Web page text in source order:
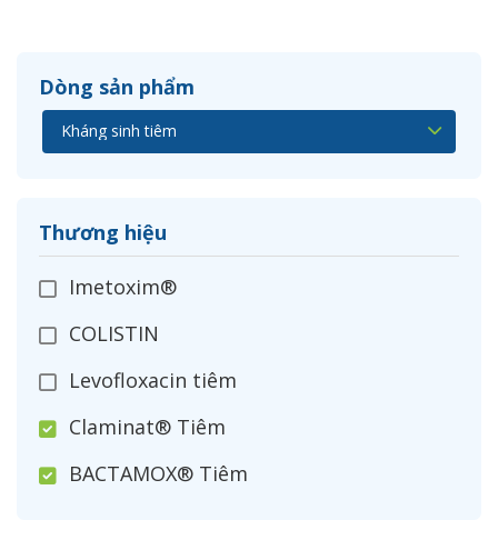
Dòng sản phẩm
Thương hiệu
Imetoxim®
COLISTIN
Levofloxacin tiêm
Claminat® Tiêm
BACTAMOX® Tiêm